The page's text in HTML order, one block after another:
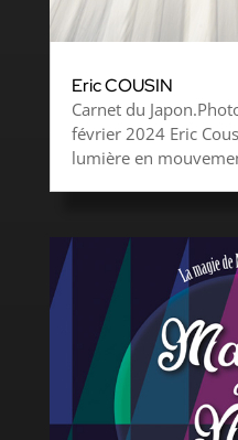
Eric COUSIN
Carnet du
février 2024 Eric
lumière en